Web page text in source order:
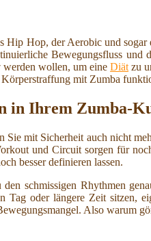
Hip Hop, der Aerobic und
Bewegungsfluss
werden wollen, um eineDiät zu
mit Zumba
in Ihrem Zumba-
mit Sicherheit auch nicht
und Circuit sorgen für
besser definieren lassen.
schmissigen Rhythmen
Tag oder längere Zeit sitzen,
Also warum